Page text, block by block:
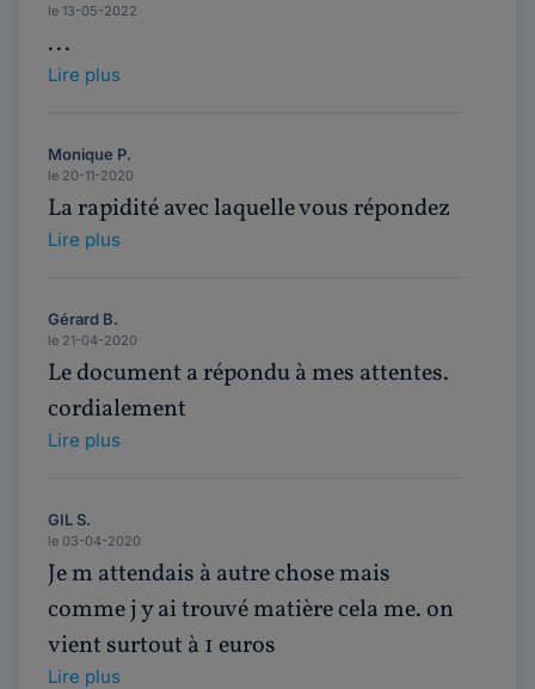
le 13-05-2022
...
Lire plus
Monique P.
le 20-11-2020
La rapidité avec laquelle vous répondez
Lire plus
Gérard B.
le 21-04-2020
Le document a répondu à mes attentes.
cordialement
Lire plus
GIL S.
le 03-04-2020
Je m attendais à autre chose mais
comme j y ai trouvé matière cela me. on
vient surtout à 1 euros
Lire plus